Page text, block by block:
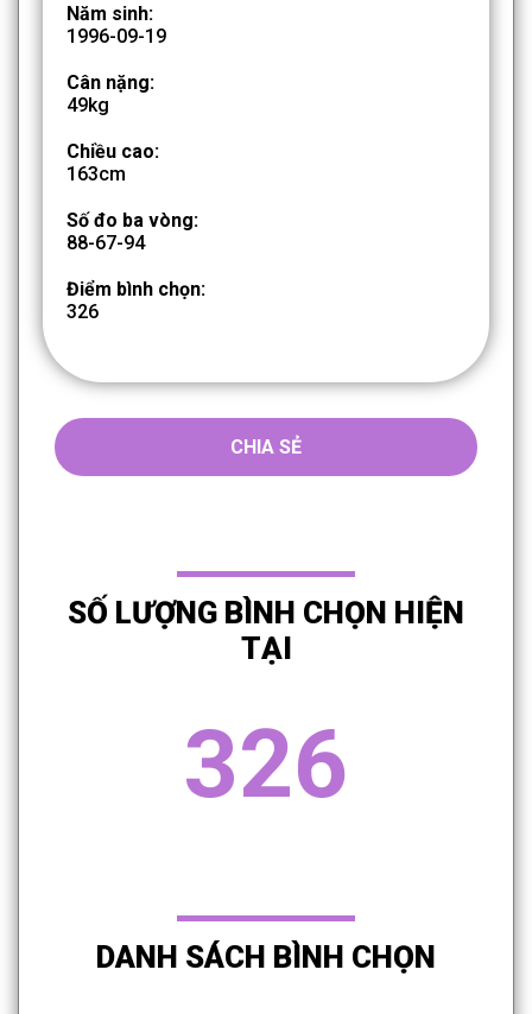
Năm sinh:
1996-09-19
Cân nặng:
49kg
Chiều cao:
163cm
Số đo ba vòng:
88-67-94
Điểm bình chọn:
326
CHIA SẺ
SỐ LƯỢNG BÌNH CHỌN HIỆN
TẠI
326
DANH SÁCH BÌNH CHỌN